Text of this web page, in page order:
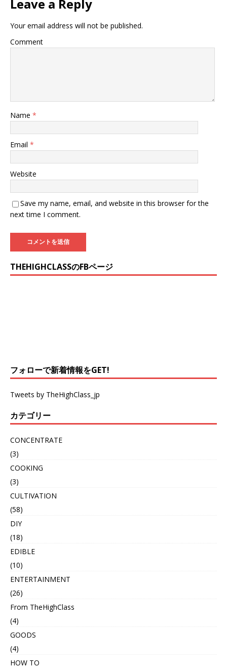
Leave a Reply
Your email address will not be published.
Comment
Name *
Email *
Website
Save my name, email, and website in this browser for the
next time I comment.
THEHIGHCLASSのFBページ
フォローで新着情報をGET!
Tweets by TheHighClass_jp
カテゴリー
CONCENTRATE
(3)
COOKING
(3)
CULTIVATION
(58)
DIY
(18)
EDIBLE
(10)
ENTERTAINMENT
(26)
From TheHighClass
(4)
GOODS
(4)
HOW TO